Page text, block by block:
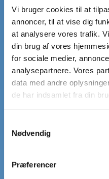
Vi bruger cookies til at
annoncer, til at vise dig
at analysere vores trafik.
din brug af vores
for sociale medier,
analysepartnere. Vores
data med andre
de har indsamlet fra din
Nødvendig
Præferencer
Vi har forpligtet
energiforbrug ved at
løsninger på vores
smarte
til vores
Endelig er vi
bæredygtighed, for
Vores engagement
forankret i vores